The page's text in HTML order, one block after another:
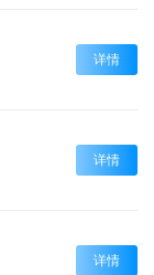
详情
详情
详情